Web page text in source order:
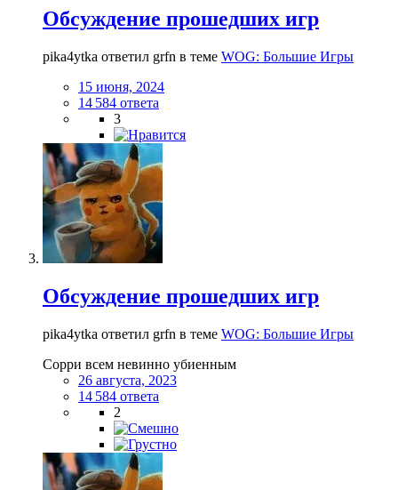
Обсуждение прошедших игр
pika4ytka ответил grfn в теме WOG: Большие Игры
15 июня, 2024
14 584 ответа
3
Обсуждение прошедших игр
pika4ytka ответил grfn в теме WOG: Большие Игры
Сорри всем невинно убиенным
26 августа, 2023
14 584 ответа
2